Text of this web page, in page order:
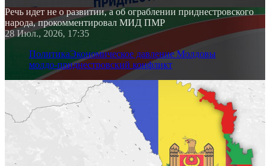
Речь идет не о развитии, а об ограблении приднестровского
народа, прокомментировал МИД ПМР
28 Июл., 2026, 17:35
ПолитикаЭкономическое давление Молдовы
молдо-приднестровский конфликт